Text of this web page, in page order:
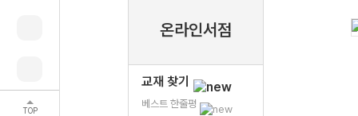
TOP
온라인서점
교재 찾기
베스트 한줄평